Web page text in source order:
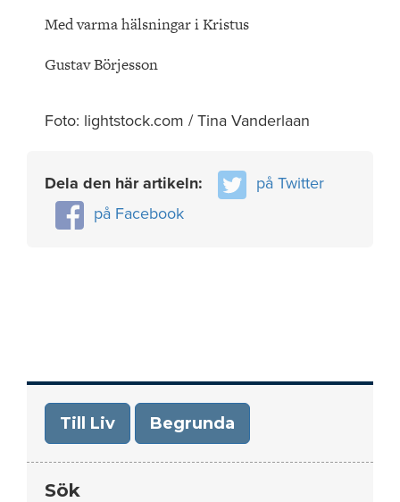
Med varma hälsningar i Kristus
Gustav Börjesson
Foto: lightstock.com / Tina Vanderlaan
Dela den här artikeln:
på Twitter
på Facebook
Till Liv Begrunda
Sök